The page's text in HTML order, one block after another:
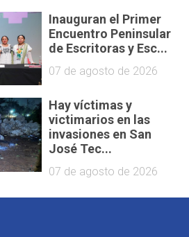
Inauguran el Primer
Encuentro Peninsular
de Escritoras y Esc...
07 de agosto de 2026
Hay víctimas y
victimarios en las
invasiones en San
José Tec...
07 de agosto de 2026